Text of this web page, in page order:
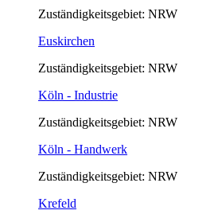
Zuständigkeitsgebiet: NRW
Euskirchen
Zuständigkeitsgebiet: NRW
Köln - Industrie
Zuständigkeitsgebiet: NRW
Köln - Handwerk
Zuständigkeitsgebiet: NRW
Krefeld